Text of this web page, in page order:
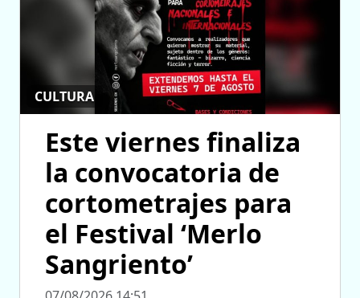
CULTURA
Este viernes finaliza
la convocatoria de
cortometrajes para
el Festival ‘Merlo
Sangriento’